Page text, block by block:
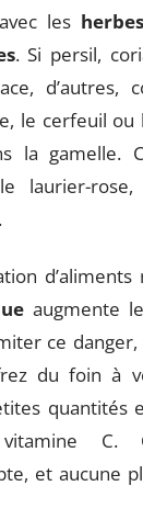
les
. Si persil,
d’autres,
le cerfeuil ou
la gamelle.
laurier-
d’aliments
augmente
ce
du foin à
quantités
C.
et aucune